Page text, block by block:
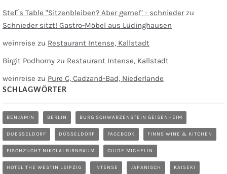
Stef´s Table "Sitzenbleiben? Aber gerne!" - schniederzu
Schnieder sitzt! Gastro-Möbel aus Lüdinghausen
weinreise zu Restaurant Intense, Kallstadt
Birgit Podhorny zu Restaurant Intense, Kallstadt
weinreise zu Pure C, Cadzand-Bad, Niederlande
SCHLAGWÖRTER
BENJAMIN BERLIN BURG SCHWARZENSTEIN GEISENHEIM
DUESSELDORF DÜSSELDORF FACEBOOK FINNS WINE & KITCHEN
FISCHZUCHT NIKOLAI BIRNBAUM GUIDE MICHELIN
HOTEL THE WESTIN LEIPZIG INTENSE JAPANISCH KAISEKI